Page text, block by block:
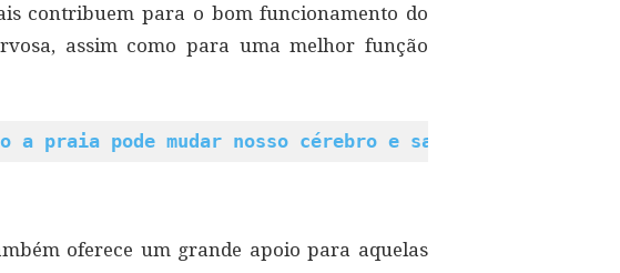
contribuem para o bom funcionamento do
assim como para uma melhor função
a praia pode mudar nosso cérebro e saúde mental
oferece um grande apoio para aquelas